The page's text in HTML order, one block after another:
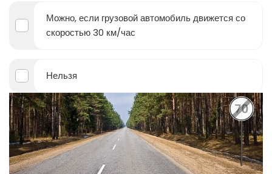
Можно, если грузовой автомобиль движется со
скоростью 30 км/час
Нельзя